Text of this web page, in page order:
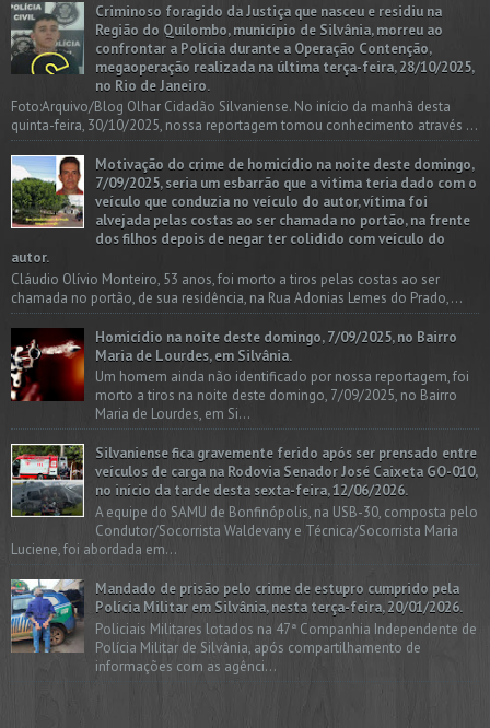
Criminoso foragido da Justiça que nasceu e residiu na
Região do Quilombo, município de Silvânia, morreu ao
confrontar a Polícia durante a Operação Contenção,
megaoperação realizada na última terça-feira, 28/10/2025,
no Rio de Janeiro.
Foto:Arquivo/Blog Olhar Cidadão Silvaniense. No início da manhã desta
quinta-feira, 30/10/2025, nossa reportagem tomou conhecimento através ...
Motivação do crime de homicídio na noite deste domingo,
7/09/2025, seria um esbarrão que a vitima teria dado com o
veículo que conduzia no veículo do autor, vítima foi
alvejada pelas costas ao ser chamada no portão, na frente
dos filhos depois de negar ter colidido com veículo do
autor.
Cláudio Olívio Monteiro, 53 anos, foi morto a tiros pelas costas ao ser
chamada no portão, de sua residência, na Rua Adonias Lemes do Prado,...
Homicídio na noite deste domingo, 7/09/2025, no Bairro
Maria de Lourdes, em Silvânia.
Um homem ainda não identificado por nossa reportagem, foi
morto a tiros na noite deste domingo, 7/09/2025, no Bairro
Maria de Lourdes, em Si...
Silvaniense fica gravemente ferido após ser prensado entre
veículos de carga na Rodovia Senador José Caixeta GO-010,
no início da tarde desta sexta-feira, 12/06/2026.
A equipe do SAMU de Bonfinópolis, na USB-30, composta pelo
Condutor/Socorrista Waldevany e Técnica/Socorrista Maria
Luciene, foi abordada em...
Mandado de prisão pelo crime de estupro cumprido pela
Polícia Militar em Silvânia, nesta terça-feira, 20/01/2026.
Policiais Militares lotados na 47ª Companhia Independente de
Polícia Militar de Silvânia, após compartilhamento de
informações com as agênci...